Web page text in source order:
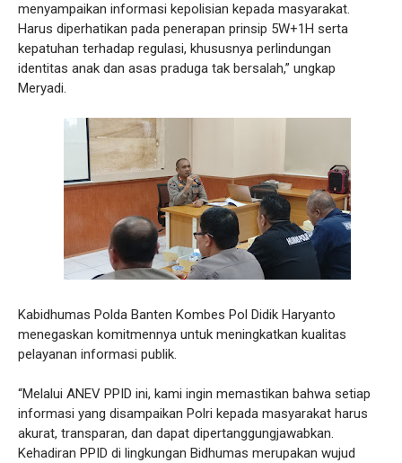
menyampaikan informasi kepolisian kepada masyarakat.
Harus diperhatikan pada penerapan prinsip 5W+1H serta
kepatuhan terhadap regulasi, khususnya perlindungan
identitas anak dan asas praduga tak bersalah,” ungkap
Meryadi.
Kabidhumas Polda Banten Kombes Pol Didik Haryanto
menegaskan komitmennya untuk meningkatkan kualitas
pelayanan informasi publik.
“Melalui ANEV PPID ini, kami ingin memastikan bahwa setiap
informasi yang disampaikan Polri kepada masyarakat harus
akurat, transparan, dan dapat dipertanggungjawabkan.
Kehadiran PPID di lingkungan Bidhumas merupakan wujud